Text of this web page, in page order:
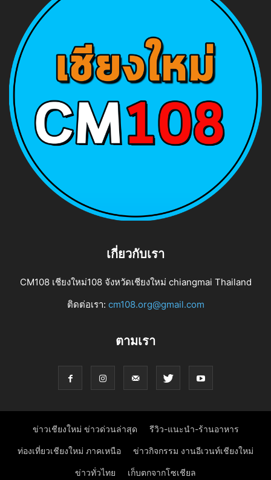
เกี่ยวกับเรา
CM108 เชียงใหม่108 จังหวัดเชียงใหม่ chiangmai Thailand
ติดต่อเรา: cm108.org@gmail.com
ตามเรา
ข่าวเชียงใหม่ ข่าวด่วนล่าสุด รีวิว-แนะนำ-ร้านอาหาร
ท่องเที่ยวเชียงใหม่ ภาคเหนือ ข่าวกิจกรรม งานอีเวนท์เชียงใหม่
ข่าวทั่วไทย เก็บตกจากโซเชียล